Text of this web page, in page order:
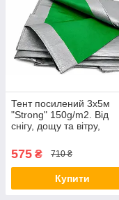
Тент посилений 3х5м
"Strong" 150g/m2. Від
снігу, дощу та вітру,
Полог. Сірий.
575 ₴ 710 ₴
Купити